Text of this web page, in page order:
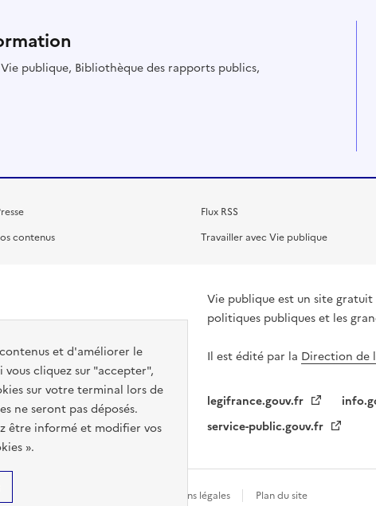
et d'améliorer le
cliquez sur "accepter",
sur votre terminal lors de
ne seront pas déposés.
être informé et modifier vos
».
publique, Bibliothèque des rapports publics,
contenus
Flux RSS
Travailler avec Vie publique
Vie publique est un site
politiques publiques et les
Il est édité par la Direction de
legifrance.gouv.fr
service-public.gouv.fr
Mentions légales Plan du site